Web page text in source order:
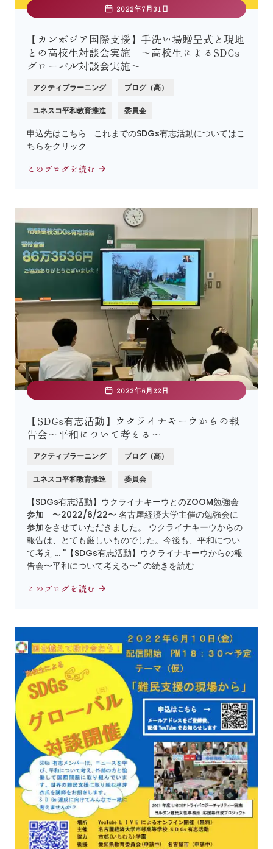
2022年7月31日
【カンボジア国際支援】手洗い場贈呈式と現地
との高校生対談会実施 〜高校生によるSDGs
グローバル対談会実施〜
アクティブラーニング ブログ（高）
ユネスコ平和教育推進 委員会
申込先はこちら これまでのSDGs有志活動についてはこ
ちらをクリック
このブログを読む
2022年6月22日
【SDGs有志活動】ウクライナキーウからの報
告会〜平和について考える〜
アクティブラーニング ブログ（高）
ユネスコ平和教育推進 委員会
【SDGs有志活動】ウクライナキーウとのZOOM勉強会
参加 〜2022/6/22〜 名古屋経済大学主催の勉強会に
参加をさせていただきました。 ウクライナキーウからの
報告は、とても厳しいものでした。今後も、平和につい
て考え … "【SDGs有志活動】ウクライナキーウからの報
告会〜平和について考える〜" の続きを読む
このブログを読む